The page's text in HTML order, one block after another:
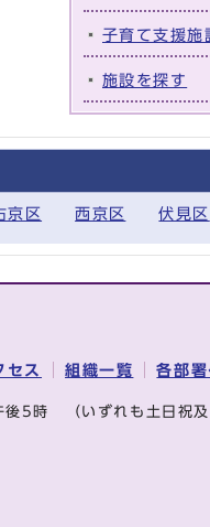
子育て支援施
施設を探す
京区 西京区 伏見区
セス 組織一覧 各部
後5時 （いずれも土日祝